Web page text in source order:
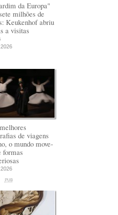
da Europa"
milhões de
Keukenhof abriu
a visitas
de viagens
o mundo move-
formas
PUB
PUB
PUB